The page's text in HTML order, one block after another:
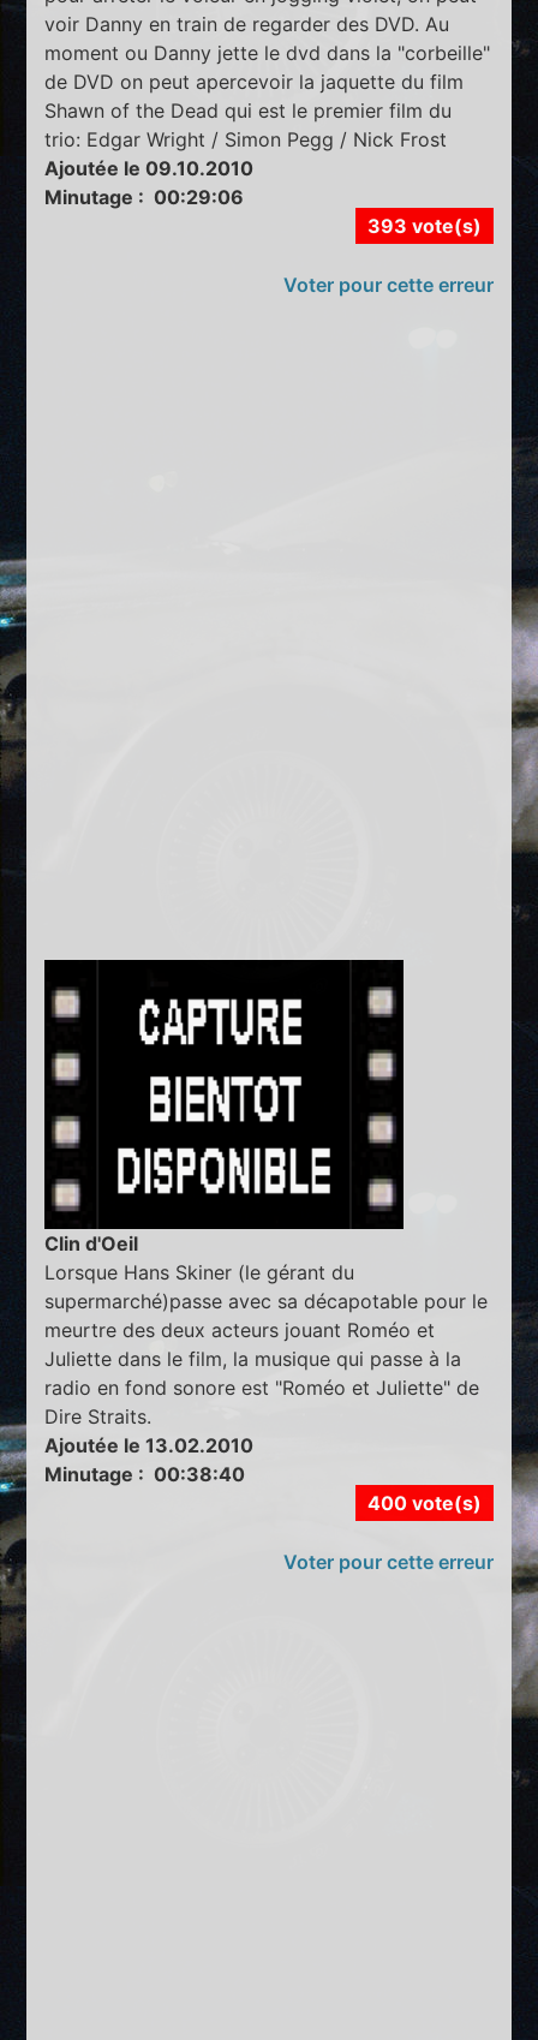
voir Danny en train de regarder des DVD. Au
moment ou Danny jette le dvd dans la "corbeille"
de DVD on peut apercevoir la jaquette du film
Shawn of the Dead qui est le premier film du
trio: Edgar Wright / Simon Pegg / Nick Frost
Ajoutée le 09.10.2010
Minutage : 00:29:06
393 vote(s)
Voter pour cette erreur
Clin d'Oeil
Lorsque Hans Skiner (le gérant du
supermarché)passe avec sa décapotable pour le
meurtre des deux acteurs jouant Roméo et
Juliette dans le film, la musique qui passe à la
radio en fond sonore est "Roméo et Juliette" de
Dire Straits.
Ajoutée le 13.02.2010
Minutage : 00:38:40
400 vote(s)
Voter pour cette erreur